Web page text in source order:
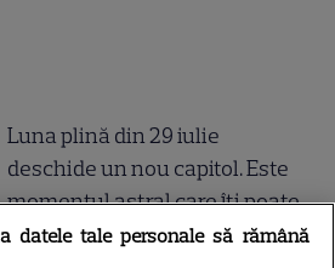
Luna plină din 29 iulie
deschide un nou capitol. Este
momentul astral care îți poate
schimba direcția vieții
datele tale personale să rămână